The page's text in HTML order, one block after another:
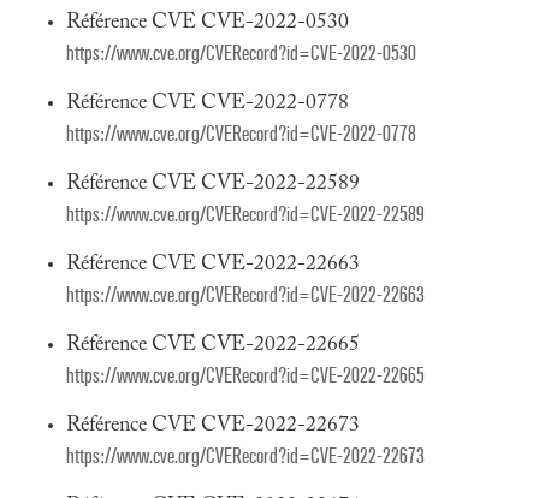
Référence CVE CVE-2022-0530
https://www.cve.org/CVERecord?id=CVE-2022-0530
Référence CVE CVE-2022-0778
https://www.cve.org/CVERecord?id=CVE-2022-0778
Référence CVE CVE-2022-22589
https://www.cve.org/CVERecord?id=CVE-2022-22589
Référence CVE CVE-2022-22663
https://www.cve.org/CVERecord?id=CVE-2022-22663
Référence CVE CVE-2022-22665
https://www.cve.org/CVERecord?id=CVE-2022-22665
Référence CVE CVE-2022-22673
https://www.cve.org/CVERecord?id=CVE-2022-22673